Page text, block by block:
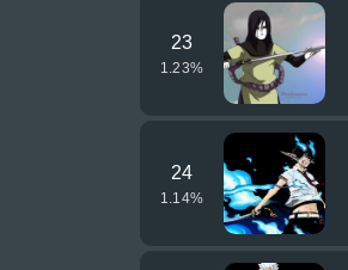
23
1.23%
24
1.14%